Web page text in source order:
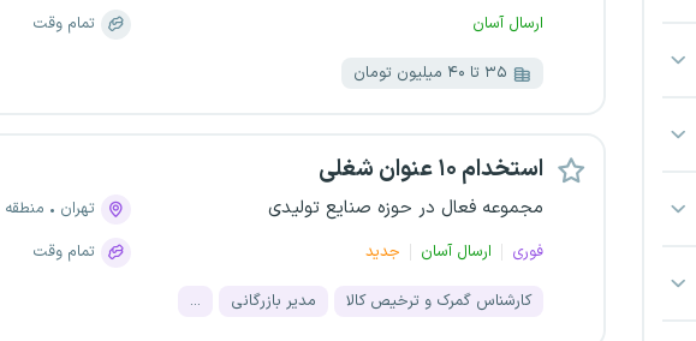
ارسال آسان
تمام وقت
۳۵ تا ۴۰ میلیون تومان
استخدام ۱۰ عنوان شغلی
مجموعه فعال در حوزه صنایع تولیدی
فوری ارسال آسان جدید
تهران
منطقه ۱، فرمانیه
تمام وقت
کارشناس گمرک و ترخیص کالا مدیر بازرگانی ...